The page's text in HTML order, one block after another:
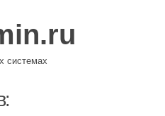
системах